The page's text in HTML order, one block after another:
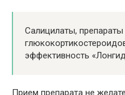
Салицилаты,
эффективность
Прием препарата не